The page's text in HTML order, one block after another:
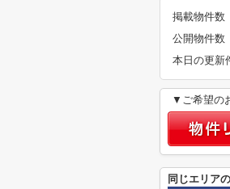
掲載物件数
公開物件数
本日の更新
▼ご希望の
同じエリア